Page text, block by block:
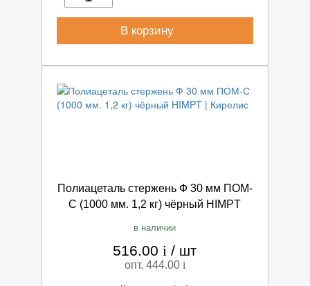
В корзину
Полиацеталь стержень Ф 30 мм ПОМ-
С (1000 мм. 1,2 кг) чёрный HIMPT
в наличии
516.00i / шт
опт. 444.00 i